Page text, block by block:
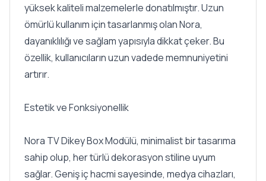
yüksek kaliteli malzemelerle donatılmıştır. Uzun
ömürlü kullanım için tasarlanmış olan Nora,
dayanıklılığı ve sağlam yapısıyla dikkat çeker. Bu
özellik, kullanıcıların uzun vadede memnuniyetini
artırır.
Estetik ve Fonksiyonellik
Nora TV Dikey Box Modülü, minimalist bir tasarıma
sahip olup, her türlü dekorasyon stiline uyum
sağlar. Geniş iç hacmi sayesinde, medya cihazları,